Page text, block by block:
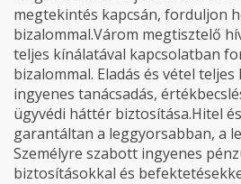
megtekintés kapcsán, forduljon
bizalommal.Várom megtisztelő
teljes kínálatával kapcsolatban
bizalommal. Eladás és vétel
ingyenes tanácsadás,
ügyvédi háttér biztosítása.Hitel
garantáltan a leggyorsabban, a
Személyre szabott ingyenes
biztosításokkal és